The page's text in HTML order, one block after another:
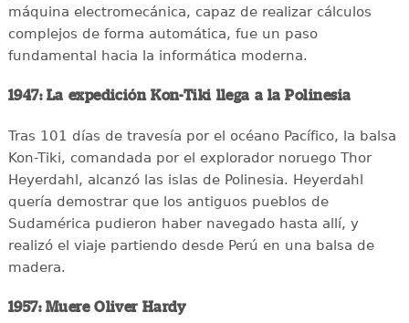
máquina electromecánica, capaz de realizar cálculos
complejos de forma automática, fue un paso
fundamental hacia la informática moderna.
1947: La expedición Kon-Tiki llega a la Polinesia
Tras 101 días de travesía por el océano Pacífico, la balsa
Kon-Tiki, comandada por el explorador noruego Thor
Heyerdahl, alcanzó las islas de Polinesia. Heyerdahl
quería demostrar que los antiguos pueblos de
Sudamérica pudieron haber navegado hasta allí, y
realizó el viaje partiendo desde Perú en una balsa de
madera.
1957: Muere Oliver Hardy